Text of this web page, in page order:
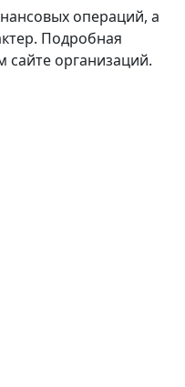
операций, а
Подробная
организаций.